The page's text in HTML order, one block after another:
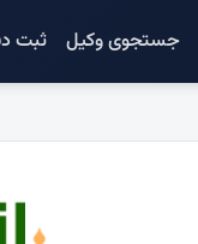
جستجوی وکیل ثبت